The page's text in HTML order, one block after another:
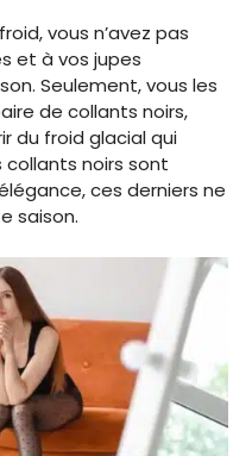
vous n’avez pas
et à vos jupes
Seulement, vous les
de collants noirs,
du froid glacial qui
collants noirs sont
ces derniers ne
saison.